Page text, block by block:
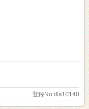
登録No.dfa10140